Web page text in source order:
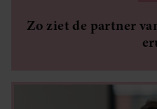
Zo ziet de partner